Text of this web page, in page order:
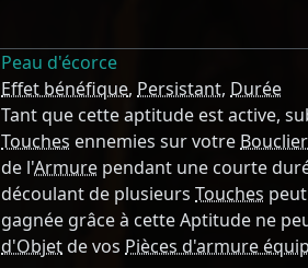
Peau d'écorce
Effet bénéfique, Persistant, Durée
Tant que cette aptitude est active,
Touches ennemies sur votre
de l'Armure pendant une courte
découlant de plusieurs Touches
gagnée grâce à cette Aptitude ne
d'Objetde vos Pièces d'armure